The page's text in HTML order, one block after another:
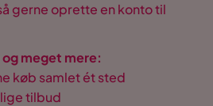
gerne oprette en konto til
meget mere:
køb samlet ét sted
tilbud